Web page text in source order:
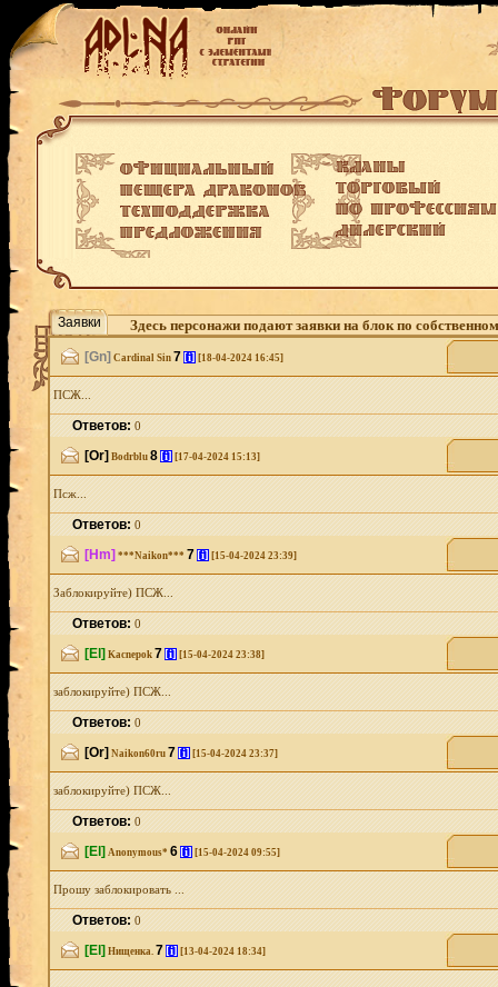
Заявки Здесь персонажи подают заявки на блок по
[Gn] Cardinal Sin 7 [i] [18-04-2024 16:45]
ПСЖ...
Ответов:0
[Or] Bodrblu 8 [i] [17-04-2024 15:13]
Псж...
Ответов:0
[Hm] ***Naikon*** 7 [i] [15-04-2024 23:39]
Заблокируйте) ПСЖ...
Ответов:0
[El] Kacnepok 7 [i] [15-04-2024 23:38]
заблокируйте) ПСЖ...
Ответов:0
[Or] Naikon60ru 7 [i] [15-04-2024 23:37]
заблокируйте) ПСЖ...
Ответов:0
[El] Anonymous* 6 [i] [15-04-2024 09:55]
Прошу заблокировать ...
Ответов:0
[El] Нищенка. 7 [i] [13-04-2024 18:34]